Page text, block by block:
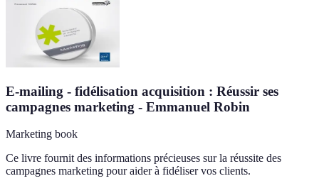
E-mailing - fidélisation acquisition : Réussir ses
campagnes marketing - Emmanuel Robin
Marketing book
Ce livre fournit des informations précieuses sur la réussite des
campagnes marketing pour aider à fidéliser vos clients.